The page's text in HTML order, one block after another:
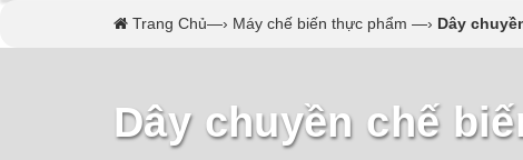
Trang Chủ—› Máy chế biến thực phẩm —› Dây
Dây chuyền chế